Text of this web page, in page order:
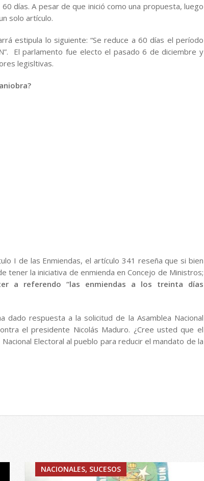
días. A pesar de que inició como una propuesta, luego
solo artículo.
estipula lo siguiente: “Se reduce a 60 días el período
El parlamento fue electo el pasado 6 de diciembre y
legisltivas.
I de las Enmiendas, el artículo 341 reseña que si bien
tener la iniciativa de enmienda en Concejo de Ministros;
a referendo “las enmiendas a los treinta días
dado respuesta a la solicitud de la Asamblea Nacional
el presidente Nicolás Maduro. ¿Cree usted que el
Electoral al pueblo para reducir el mandato de la
NACIONALES, SUCESOS